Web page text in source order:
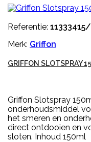
Referentie:
Merk: Griffon
GRIFFON SLOTSPRAY
Griffon Slotspray
onderhoudsmiddel
het smeren en
direct ontdooien en
sloten. Inhoud 150ml